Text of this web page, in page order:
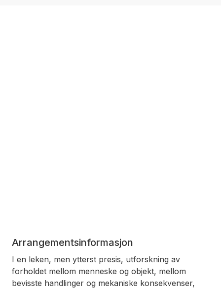
Arrangementsinformasjon
I en leken, men ytterst presis, utforskning av
forholdet mellom menneske og objekt, mellom
bevisste handlinger og mekaniske konsekvenser,